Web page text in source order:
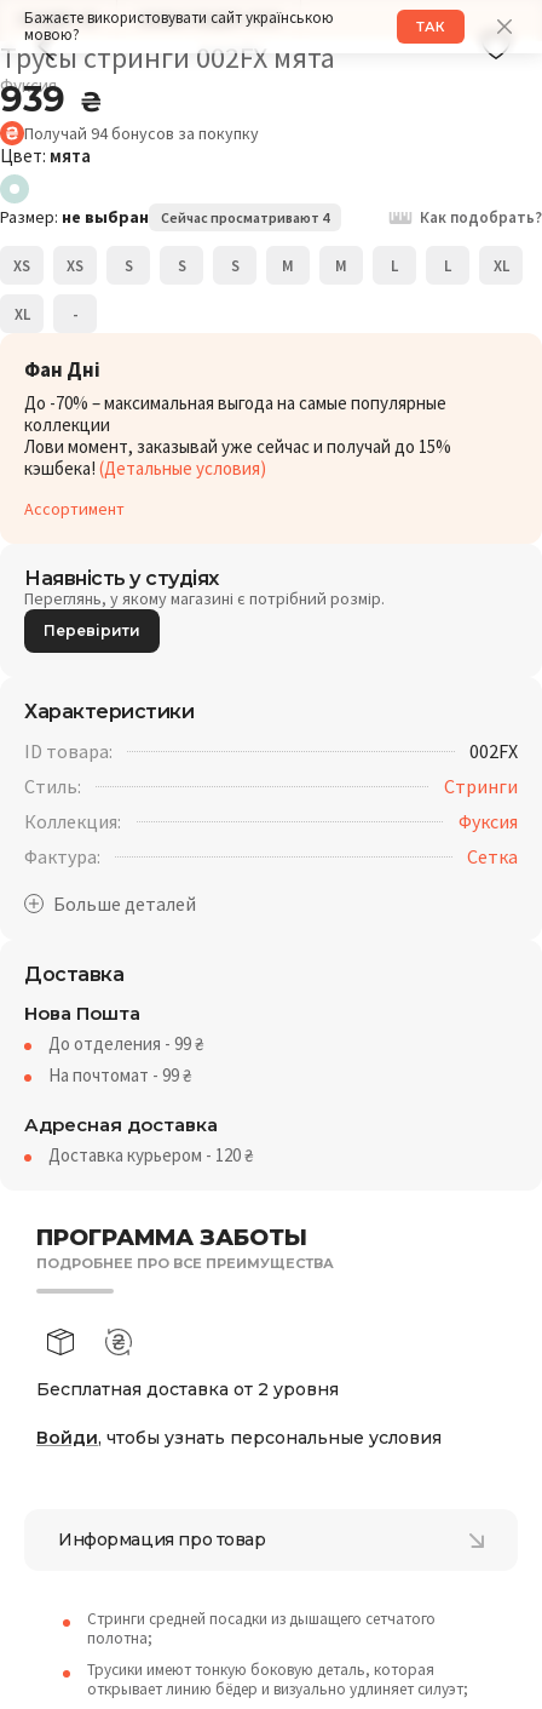
Бажаєте використовувати сайт українською
мовою?
ТАК
РАЗМЕР: XS ОБХВАТ БЕДЕР: 91СМ
Трусы стринги 002FX мята
Фуксия
939 ₴
Получай 94бонусов за покупку
Цвет: мята
Размер: не выбран Сейчас просматривают 4 Как подобрать?
XS XS S S S M M L L XL
XL -
Фан Дні
До -70% – максимальная выгода на самые популярные
коллекции
Лови момент, заказывай уже сейчас и получай до 15%
кэшбека! (Детальные условия)
Ассортимент
ПРОГРАММА ЗАБОТЫ
ПОДРОБНЕЕ ПРО ВСЕ ПРЕИМУЩЕСТВА
Бесплатная доставка от 2 уровня
Войди, чтобы узнать персональные условия
Наявність у студіях
Переглянь, у якому магазині є потрібний розмір.
Перевірити
Характеристики
ID товара:
002FX
Стиль:
Стринги
Коллекция:
Фуксия
Фактура:
Cетка
Доставка
Нова Пошта
До отделения - 99₴
На почтомат - 99₴
Адресная доставка
Доставка курьером - 120₴
Информация про товар
Стринги средней посадки из дышащего сетчатого
полотна;
Трусики имеют тонкую боковую деталь, которая
открывает линию бёдер и визуально удлиняет силуэт;